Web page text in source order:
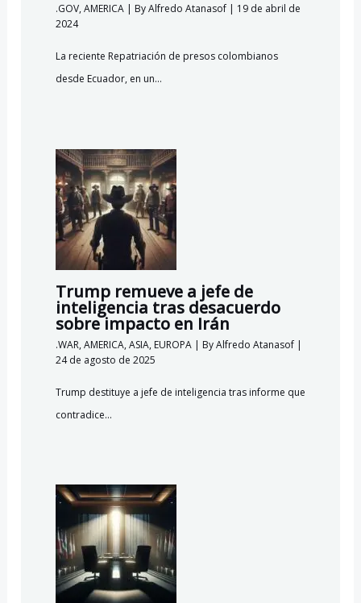
.GOV,AMERICA| ByAlfredo Atanasof
19 de abril de
2024
La reciente Repatriación de presos colombianos
desde Ecuador, en un…
Trump remueve a jefe de
inteligencia tras desacuerdo
sobre impacto en Irán
.WAR,AMERICA,ASIA, EUROPA| ByAlfredo Atanasof |
24 de agosto de 2025
Trump destituye a jefe de inteligencia tras informe que
contradice…